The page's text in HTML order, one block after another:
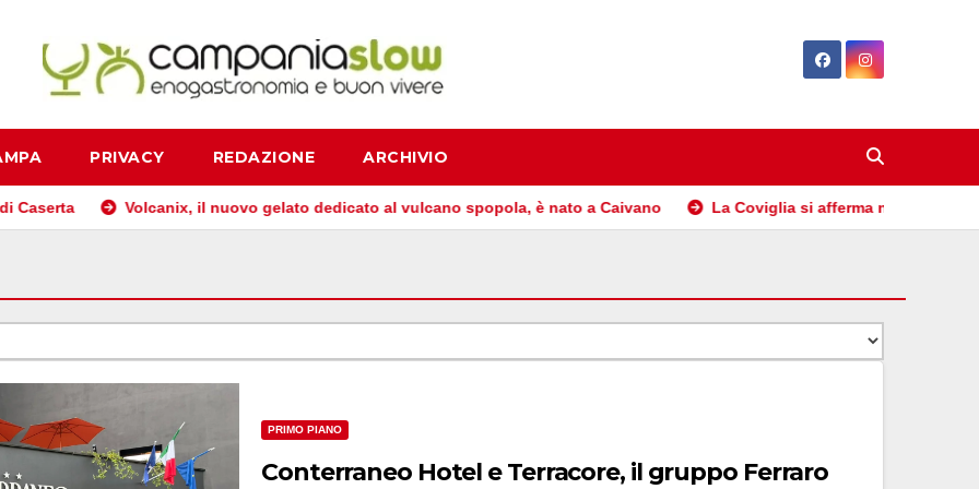
PRIVACY REDAZIONE ARCHIVIO
Volcanix, il nuovo gelato dedicato al vulcano spopola, è nato a Caivano La Coviglia si afferma nella storica pasticceria
PRIMO PIANO
Conterraneo Hotel e Terracore, il gruppo Ferraro